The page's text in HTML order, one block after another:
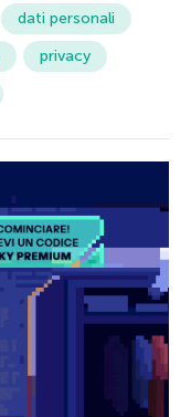
dati personali
privacy